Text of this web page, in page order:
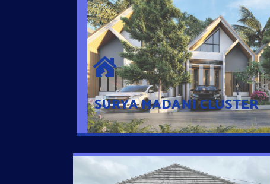
SURYA MADANI CLUSTER
SURYA MADANI CLUSTER
Desain Modern Minimalis dengan Konsep
Sehingga Memudahkan Penghuni
Ponsel